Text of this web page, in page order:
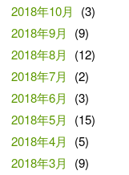
2018年10月
(3)
2018年9月
(9)
2018年8月
(12)
2018年7月
(2)
2018年6月
(3)
2018年5月
(15)
2018年4月
(5)
2018年3月
(9)